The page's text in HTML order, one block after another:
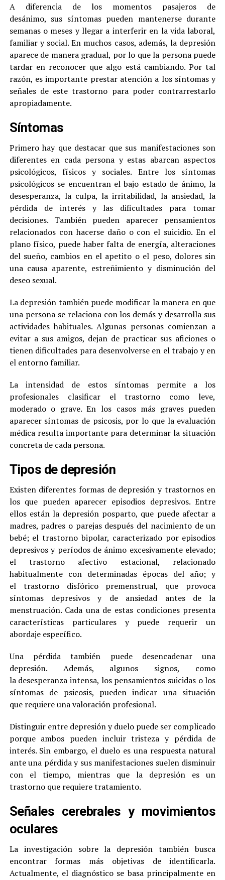
A diferencia de los momentos pasajeros de
desánimo, sus síntomas pueden mantenerse durante
semanas o meses y llegar a interferir en la vida laboral,
familiar y social. En muchos casos, además, la depresión
aparece de manera gradual, por lo que la persona puede
tardar en reconocer que algo está cambiando. Por tal
razón, es importante prestar atención a los síntomas y
señales de este trastorno para poder contrarrestarlo
apropiadamente.
Síntomas
Primero hay que destacar que sus manifestaciones son
diferentes en cada persona y estas abarcan aspectos
psicológicos, físicos y sociales. Entre los síntomas
psicológicos se encuentran el bajo estado de ánimo, la
desesperanza, la culpa, la irritabilidad, la ansiedad, la
pérdida de interés y las dificultades para tomar
decisiones. También pueden aparecer pensamientos
relacionados con hacerse daño o con el suicidio. En el
plano físico, puede haber falta de energía, alteraciones
del sueño, cambios en el apetito o el peso, dolores sin
una causa aparente, estreñimiento y disminución del
deseo sexual.
La depresión también puede modificar la manera en que
una persona se relaciona con los demás y desarrolla sus
actividades habituales. Algunas personas comienzan a
evitar a sus amigos, dejan de practicar sus aficiones o
tienen dificultades para desenvolverse en el trabajo y en
el entorno familiar.
La intensidad de estos síntomas permite a los
profesionales clasificar el trastorno como leve,
moderado o grave. En los casos más graves pueden
aparecer síntomas de psicosis, por lo que la evaluación
médica resulta importante para determinar la situación
concreta de cada persona.
Tipos de depresión
Existen diferentes formas de depresión y trastornos en
los que pueden aparecer episodios depresivos. Entre
ellos están la depresión posparto, que puede afectar a
madres, padres o parejas después del nacimiento de un
bebé; el trastorno bipolar, caracterizado por episodios
depresivos y períodos de ánimo excesivamente elevado;
el trastorno afectivo estacional, relacionado
habitualmente con determinadas épocas del año; y
el trastorno disfórico premenstrual, que provoca
síntomas depresivos y de ansiedad antes de la
menstruación. Cada una de estas condiciones presenta
características particulares y puede requerir un
abordaje específico.
Una pérdida también puede desencadenar una
depresión. Además, algunos signos, como
la desesperanza intensa, los pensamientos suicidas o los
síntomas de psicosis, pueden indicar una situación
que requiere una valoración profesional.
Distinguir entre depresión y duelo puede ser complicado
porque ambos pueden incluir tristeza y pérdida de
interés. Sin embargo, el duelo es una respuesta natural
ante una pérdida y sus manifestaciones suelen disminuir
con el tiempo, mientras que la depresión es un
trastorno que requiere tratamiento.
Señales cerebrales y movimientos
oculares
La investigación sobre la depresión también busca
encontrar formas más objetivas de identificarla.
Actualmente, el diagnóstico se basa principalmente en